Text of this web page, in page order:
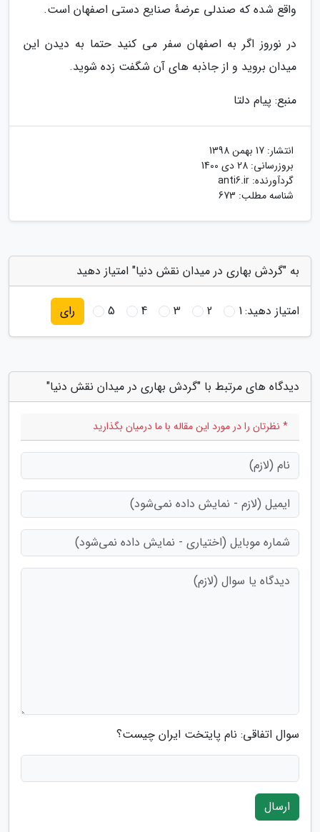
واقع شده که صندلی عرضهٔ صنایع دستی اصفهان است.
در نوروز اگر به اصفهان سفر می کنید حتما به دیدن این
میدان بروید و از جاذبه های آن شگفت زده شوید.
منبع: پیام دلتا
انتشار: 17 بهمن 1398
بروزرسانی: 28 دی 1400
گردآورنده: anti6.ir
شناسه مطلب: 673
به "گردش بهاری در میدان نقش دنیا" امتیاز دهید
امتیاز دهید:1
2
3
4
5 رای
دیدگاه های مرتبط با "گردش بهاری در میدان نقش دنیا"
* نظرتان را در مورد این مقاله با ما درمیان بگذارید
سوال اتفاقی: نام پایتخت ایران چیست؟
ارسال